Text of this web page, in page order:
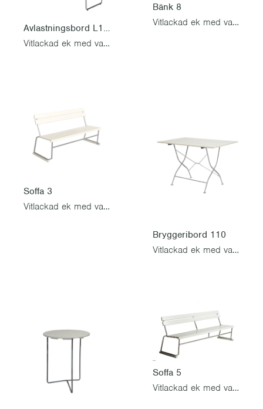
Avlastningsbord L105
Vitlackad ek med varmförzinkat stativ
Bänk 8
Vitlackad ek med varmförzinkat stativ
Soffa 3
Vitlackad ek med varmförzinkat stativ
Bryggeribord 110
Vitlackad ek med varmförzinkat stativ
Soffa 5
Vitlackad ek med varmförzinkat stativ